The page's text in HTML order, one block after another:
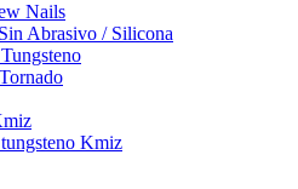
Nails
Abrasivo / Silicona
Kmiz